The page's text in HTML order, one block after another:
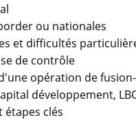
ou nationales
et difficultés
de contrôle
opération de
développement,
étapes clés